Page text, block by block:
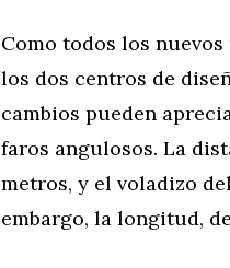
Como todos los
los dos centros de
cambios pueden
faros angulosos. La
metros, y el voladizo
embargo, la longitud,